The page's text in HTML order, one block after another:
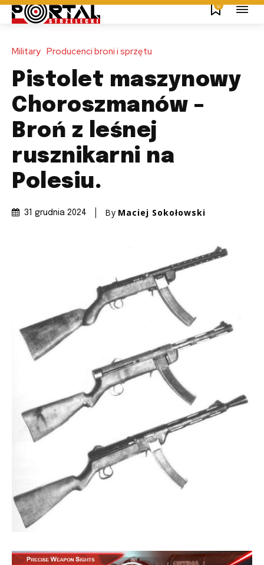
0
Military Producenci broni i sprzętu
Pistolet maszynowy
Choroszmanów –
Broń z leśnej
rusznikarni na
Polesiu.
31 grudnia 2024 By Maciej Sokołowski